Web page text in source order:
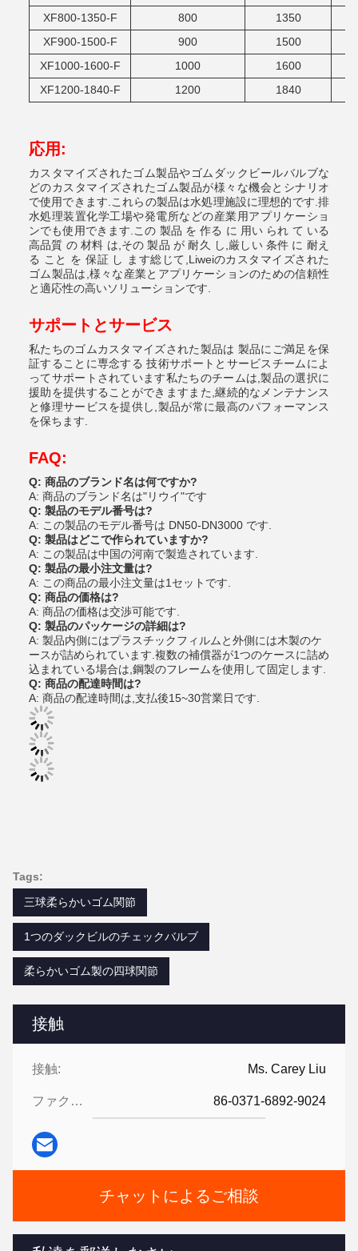
接触
接触: Ms. Carey Liu
ファクシミリ: 86-0371-6892-9024
チャットによるご相談
XF800-1350-F 800
1350
XF900-1500-F
900
1500
XF1000-1600-F
1000
1600
XF1200-1840-F
1200 1840
応用:
カスタマイズされたゴム製品やゴムダックビールバルブな
どのカスタマイズされたゴム製品が様々な機会とシナリオ
で使用できます.これらの製品は水処理施設に理想的です.排
水処理装置化学工場や発電所などの産業用アプリケーショ
ンでも使用できます.この 製品 を 作る に 用い られ て いる
高品質 の 材料 は,その 製品 が 耐久 し,厳しい 条件 に 耐え
る こと を 保証 し ます総じて,Liweiのカスタマイズされた
ゴム製品は,様々な産業とアプリケーションのための信頼性
と適応性の高いソリューションです.
サポートとサービス
私たちのゴムカスタマイズされた製品は 製品にご満足を保
証することに専念する 技術サポートとサービスチームによ
ってサポートされています私たちのチームは,製品の選択に
援助を提供することができますまた,継続的なメンテナンス
と修理サービスを提供し,製品が常に最高のパフォーマンス
を保ちます.
FAQ:
Q: 商品のブランド名は何ですか?
A: 商品のブランド名は"リウイ"です
Q: 製品のモデル番号は?
A: この製品のモデル番号は DN50-DN3000 です.
Q: 製品はどこで作られていますか?
A: この製品は中国の河南で製造されています.
Q: 製品の最小注文量は?
A: この商品の最小注文量は1セットです.
Q: 商品の価格は?
A: 商品の価格は交渉可能です.
Q: 製品のパッケージの詳細は?
A: 製品内側にはプラスチックフィルムと外側には木製のケ
ースが詰められています.複数の補償器が1つのケースに詰め
込まれている場合は,鋼製のフレームを使用して固定します.
Q: 商品の配達時間は?
A: 商品の配達時間は,支払後15~30営業日です.
Tags:
三球柔らかいゴム関節
1つのダックビルのチェックバルブ
柔らかいゴム製の四球関節